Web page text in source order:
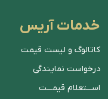
خدمات آریس
کاتالوگ و لیست قیمت
درخواست نمایندگی
اســـتعلام قیمـــت